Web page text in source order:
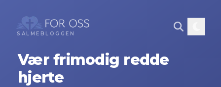
SALMEBLOGGEN
Vær frimodig redde
hjerte